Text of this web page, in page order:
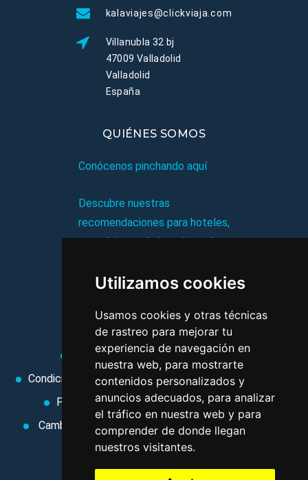
Utilizamos cookies
Usamos cookies y otras técnicas
de rastreo para mejorar tu
experiencia de navegación en
nuestra web, para mostrarte
contenidos personalizados y
anuncios adecuados, para analizar
el tráfico en nuestra web y para
comprender de donde llegan
nuestros visitantes.
kalaviajes@clickviaja.com
Villanubla 32 bj
47009 Valladolid
Valladolid
España
QUIÉNES SOMOS
Conócenos pinchando aquí
Descubre nuestras
recomendaciones para hoteles,
complejos turísticos, hostales,
viajes, y mucho más!
MI AGENCIA
Aviso legal
Condiciones de uso
Condiciones Generales
Ley de Viajes Combinados
Política de privacidad
Uso de cookies
Cambiar preferencias de cookies
Area privada
Contacto